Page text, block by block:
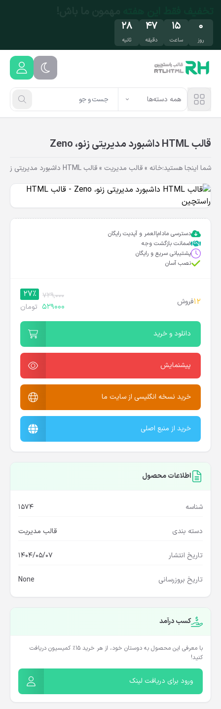
از دست نده!
۰ ۱۵ ۴۷ ۲۸
همه دسته‌ها
شما اینجا هستید:خانه»قالب مدیریت»قالب HTML داشبورد مدیریتی زنو، Zeno
دسترسی مادام‌العمر و آپدیت رایگان
ضمانت بازگشت وجه
پشتیبانی سریع و رایگان
729,000
27%
529000 تومان
دانلود و خرید
پیشنمایش
خرید نسخه انگلیسی از سایت ما
خرید از منبع اصلی
تاریخ بروزرسانی None
کنید!
ورود برای دریافت لینک